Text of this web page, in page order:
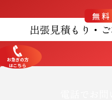
無料
出張見積もり・
お急ぎの方
はこちら